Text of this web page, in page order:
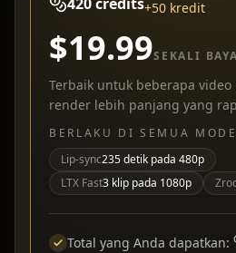
+50 kredit
$19.99SEKALI
Terbaik untuk beberapa
render lebih panjang yang
BERLAKU DI SEMUA
Lip-sync235 detik pada 480p
LTX Fast3 klip pada 1080p
Total yang Anda dapatkan: